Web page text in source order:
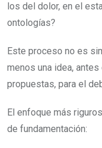
los del dolor, en el
ontologías?
Este proceso no es
menos una idea,
propuestas, para el
El enfoque más
de fundamentación: